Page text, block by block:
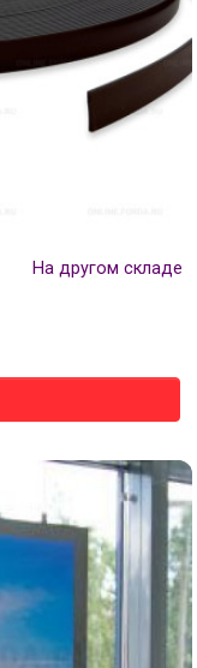
На другом складе